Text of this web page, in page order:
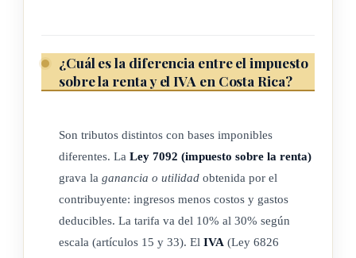
iii. Las agencias.
iv. Las oficinas.
vi. Los talleres.
2)Sin perjuicio de la definición del inciso b) anterior, la
¿Cuál es la diferencia entre el impuesto
sobre la renta y el IVA en Costa Rica?
Son tributos distintos con bases imponibles
diferentes. La Ley 7092 (impuesto sobre la renta)
grava la ganancia o utilidad obtenida por el
contribuyente: ingresos menos costos y gastos
deducibles. La tarifa va del 10% al 30% según
escala (artículos 15 y 33). El IVA (Ley 6826